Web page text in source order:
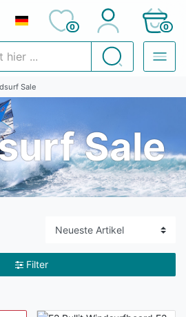
Suchen
0 0
Sale
Sale
Filter